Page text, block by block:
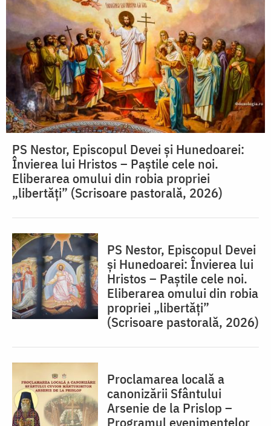
PS Nestor, Episcopul Devei şi Hunedoarei:
Învierea lui Hristos – Paștile cele noi.
Eliberarea omului din robia propriei
„libertăți” (Scrisoare pastorală, 2026)
PS Nestor, Episcopul Devei
și Hunedoarei: Învierea lui
Hristos – Paștile cele noi.
Eliberarea omului din robia
propriei „libertăți”
(Scrisoare pastorală, 2026)
Proclamarea locală a
canonizării Sfântului
Arsenie de la Prislop –
Programul evenimentelor